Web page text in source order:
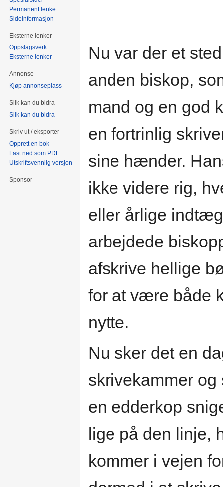
Nu var der et
anden biskop,
mand og en god
en fortrinlig
sine hænder.
ikke videre rig,
eller årlige
arbejdede
afskrive hellige
for at være både
nytte.
Nu sker det en
skrivekammer
en edderkop
lige på den linje,
kommer i vejen
Permanent lenke
Sideinformasjon
Eksterne lenker
Oppslagsverk
Eksterne lenker
Annonse
Kjøp annonseplass
Slik kan du bidra
Slik kan du bidra
Skriv ut / eksporter
Opprett en bok
Last ned som PDF
Utskriftsvennlig versjon
Sponsor